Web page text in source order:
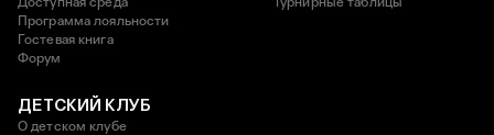
Программа лояльности
Гостевая книга
Форум
ДЕТСКИЙ КЛУБ
О детском клубе